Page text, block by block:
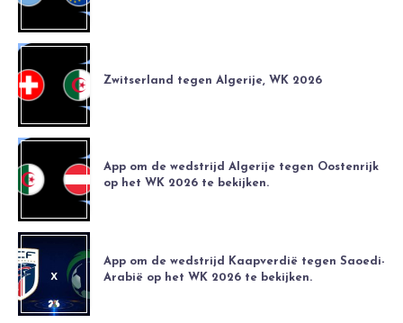
Zwitserland tegen Algerije, WK 2026
App om de wedstrijd Algerije tegen Oostenrijk
op het WK 2026 te bekijken.
App om de wedstrijd Kaapverdië tegen Saoedi-
Arabië op het WK 2026 te bekijken.